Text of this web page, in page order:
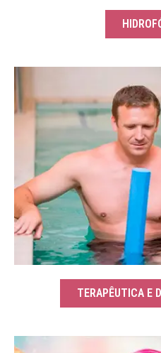
TERAPÊUTICA E